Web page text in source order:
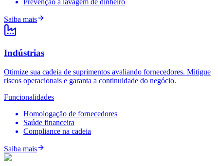
Prevenção à lavagem de dinheiro
Saiba mais
Indústrias
Otimize sua cadeia de suprimentos avaliando fornecedores. Mitigue
riscos operacionais e garanta a continuidade do negócio.
Funcionalidades
Homologação de fornecedores
Saúde financeira
Compliance na cadeia
Saiba mais